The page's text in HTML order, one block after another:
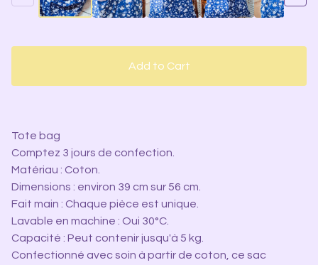
Add to Cart
Tote bag
Comptez 3 jours de confection.
Matériau : Coton.
Dimensions : environ 39 cm sur 56 cm.
Fait main : Chaque pièce est unique.
Lavable en machine : Oui 30°C.
Capacité : Peut contenir jusqu'à 5 kg.
Confectionné avec soin à partir de coton, ce sac